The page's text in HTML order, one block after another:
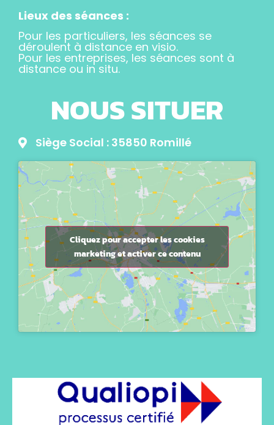
Lieux des séances :
Pour les particuliers, les séances se
déroulent à distance en visio.
Pour les entreprises, les séances sont à
distance ou in situ.
NOUS SITUER
Siège Social : 35850 Romillé
Cliquez pour accepter les cookies
marketing et activer ce contenu